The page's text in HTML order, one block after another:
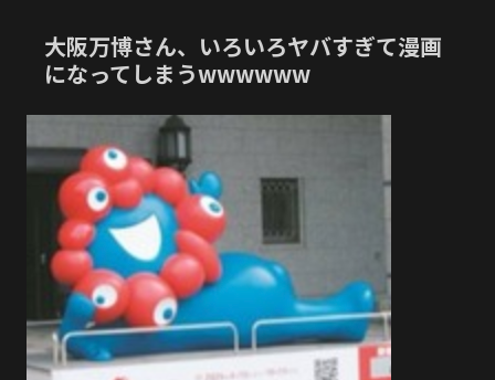
大阪万博さん、いろいろヤバすぎて漫画
になってしまうwwwwww